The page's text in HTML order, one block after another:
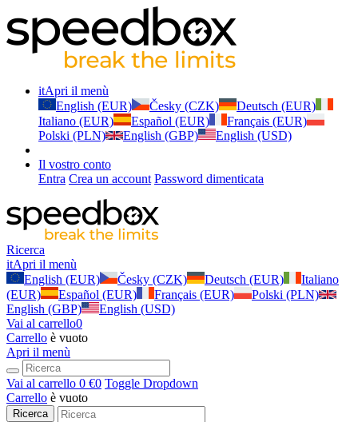
itApri il menù
English (EUR)
Česky (CZK)
Deutsch (EUR)
Italiano (EUR)
Español (EUR)
Français (EUR)
Polski (PLN)
English (GBP) English (USD)
Il vostro conto
Entra Crea un account Password dimenticata
Ricerca
itApri il menù
English (EUR)
Česky (CZK) Deutsch (EUR)
Italiano
(EUR)
Español (EUR) Français (EUR)
Polski (PLN)
English (GBP)
English (USD)
Vai al carrello0
Carrello è vuoto
Apri il menù
Vai al carrello 0 €0 Toggle Dropdown
Carrello è vuoto
Ricerca